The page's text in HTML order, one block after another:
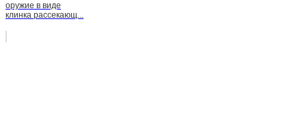
оружие в виде
клинка рассекающ...